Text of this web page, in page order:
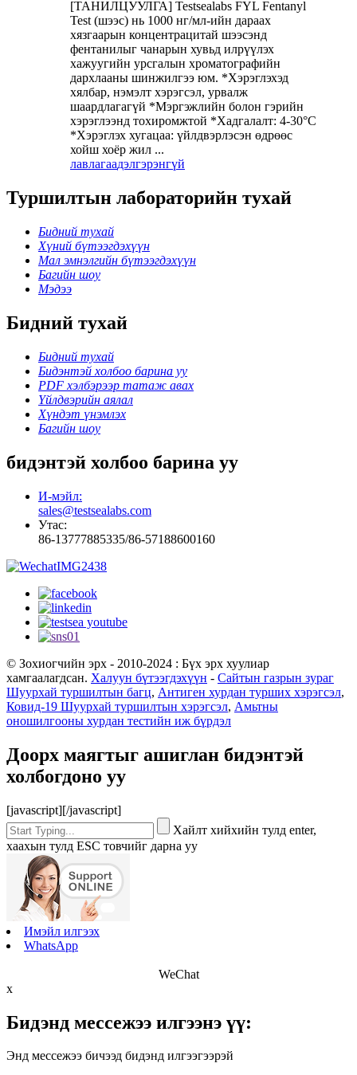
[ТАНИЛЦУУЛГА] Testsealabs FYL Fentanyl
Test (шээс) нь 1000 нг/мл-ийн дараах
хязгаарын концентрацитай шээсэнд
фентанилыг чанарын хувьд илрүүлэх
хажуугийн урсгалын хроматографийн
дархлааны шинжилгээ юм. *Хэрэглэхэд
хялбар, нэмэлт хэрэгсэл, урвалж
шаардлагагүй *Мэргэжлийн болон гэрийн
хэрэглээнд тохиромжтой *Хадгалалт: 4-30°C
*Хэрэглэх хугацаа: үйлдвэрлэсэн өдрөөс
хойш хоёр жил ...
лавлагаадэлгэрэнгүй
Туршилтын лабораторийн тухай
Бидний тухай
Хүний бүтээгдэхүүн
Мал эмнэлгийн бүтээгдэхүүн
Багийн шоу
Мэдээ
Бидний тухай
Бидний тухай
Бидэнтэй холбоо барина уу
PDF хэлбэрээр татаж авах
Үйлдвэрийн аялал
Хүндэт үнэмлэх
Багийн шоу
бидэнтэй холбоо барина уу
И-мэйл:
sales@testsealabs.com
Утас:
86-13777885335/86-57188600160
© Зохиогчийн эрх - 2010-2024 : Бүх эрх хуулиар
хамгаалагдсан. Халуун бүтээгдэхүүн - Сайтын газрын зураг
Шуурхай туршилтын багц, Антиген хурдан турших хэрэгсэл,
Ковид-19 Шуурхай туршилтын хэрэгсэл, Амьтны
оношилгооны хурдан тестийн иж бүрдэл
Доорх маягтыг ашиглан бидэнтэй
холбогдоно уу
[javascript][/javascript]
Хайлт хийхийн тулд enter,
хаахын тулд ESC товчийг дарна уу
Имэйл илгээх
WhatsApp
WeChat
x
Бидэнд мессежээ илгээнэ үү:
Энд мессежээ бичээд бидэнд илгээгээрэй